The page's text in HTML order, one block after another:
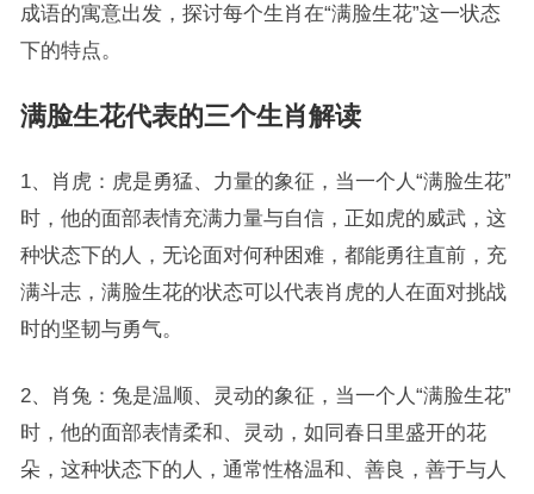
成语的寓意出发，探讨每个生肖在“满脸生花”这一状态
下的特点。
满脸生花代表的三个生肖解读
1、肖虎：虎是勇猛、力量的象征，当一个人“满脸生花”
时，他的面部表情充满力量与自信，正如虎的威武，这
种状态下的人，无论面对何种困难，都能勇往直前，充
满斗志，满脸生花的状态可以代表肖虎的人在面对挑战
时的坚韧与勇气。
2、肖兔：兔是温顺、灵动的象征，当一个人“满脸生花”
时，他的面部表情柔和、灵动，如同春日里盛开的花
朵，这种状态下的人，通常性格温和、善良，善于与人